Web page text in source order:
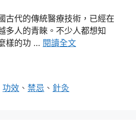
古代的傳統醫療技術，已經在
多人的青睞。不少人都想知
樣的功 … 閱讀全文
功效 、禁忌 、 針灸